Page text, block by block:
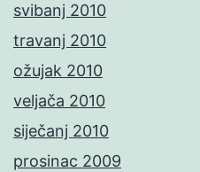
svibanj 2010
travanj 2010
ožujak 2010
veljača 2010
siječanj 2010
prosinac 2009